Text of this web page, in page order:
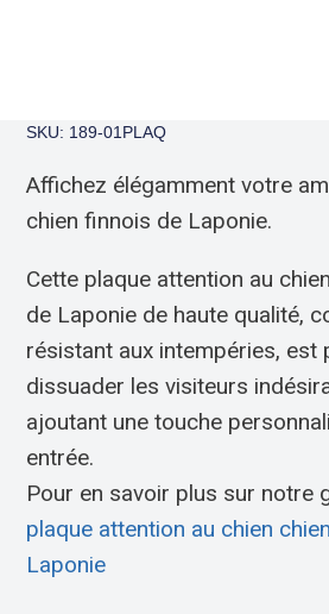
SKU: 189-01PLAQ
Affichez élégamment votre
chien finnois de Laponie.
Cette plaque attention au
de Laponie de haute qualité,
résistant aux intempéries, est
dissuader les visiteurs
ajoutant une touche
entrée.
Pour en savoir plus sur notre
plaque attention au chien
Laponie